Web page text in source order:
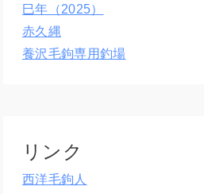
巳年（2025）
赤久縄
養沢毛鉤専用釣場
リンク
西洋毛鉤人